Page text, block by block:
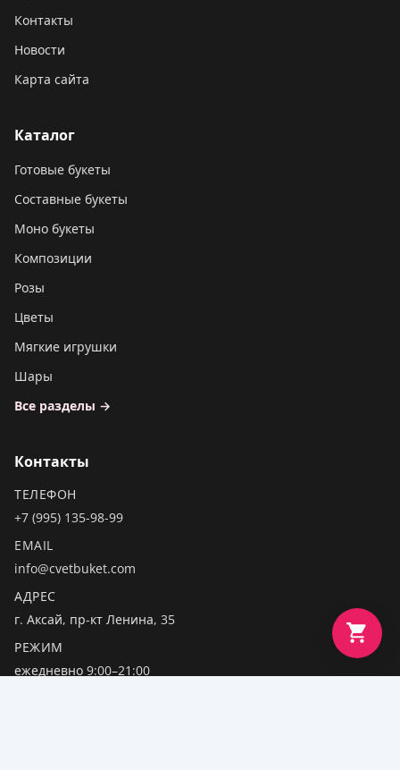
Контакты
Новости
Карта сайта
Каталог
Готовые букеты
Составные букеты
Моно букеты
Композиции
Розы
Цветы
Мягкие игрушки
Шары
Все разделы →
Контакты
ТЕЛЕФОН
+7 (995) 135-98-99
EMAIL
info@cvetbuket.com
АДРЕС
г. Аксай, пр-кт Ленина, 35
РЕЖИМ
ежедневно 9:00–21:00